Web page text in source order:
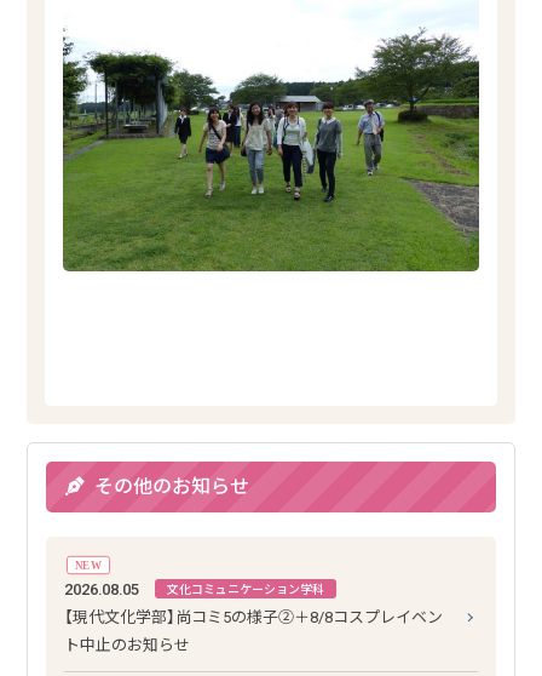
その他のお知らせ
NEW
2026.08.05 文化コミュニケーション学科
【現代文化学部】尚コミ5の様子②＋8/8コスプレイベン
ト中止のお知らせ